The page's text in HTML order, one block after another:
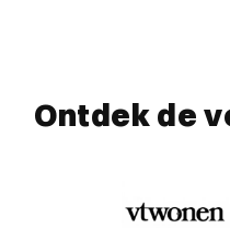
Ontdek de